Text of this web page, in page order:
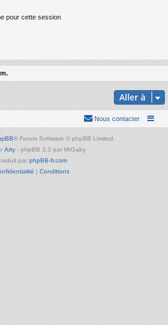
pour cette session
Aller à
Nous contacter
® Forum Software © phpBB Limited
Arty - phpBB 3.3 par MrGaby
par phpBB-fr.com
| Conditions